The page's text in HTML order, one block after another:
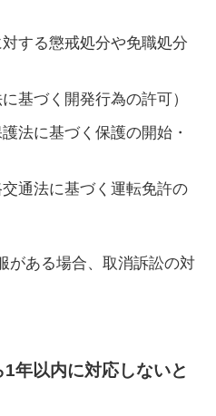
する懲戒処分や免職処分
基づく開発行為の許可）
法に基づく保護の開始・
通法に基づく運転免許の
がある場合、取消訴訟の対
年以内に対応しないと